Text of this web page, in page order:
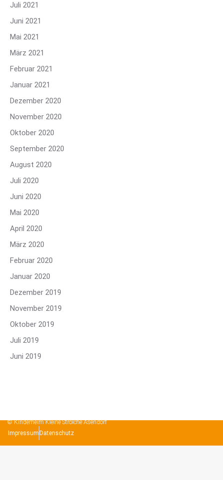
Juli 2021
Juni 2021
Mai 2021
März 2021
Februar 2021
Januar 2021
Dezember 2020
November 2020
Oktober 2020
September 2020
August 2020
Juli 2020
Juni 2020
Mai 2020
April 2020
März 2020
Februar 2020
Januar 2020
Dezember 2019
November 2019
Oktober 2019
Juli 2019
Juni 2019
© Kinderheim Kleine Strolche Asendorf
ImpressumDatenschutz